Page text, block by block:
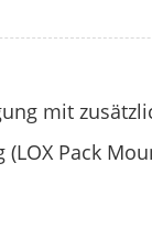
mit
Pack